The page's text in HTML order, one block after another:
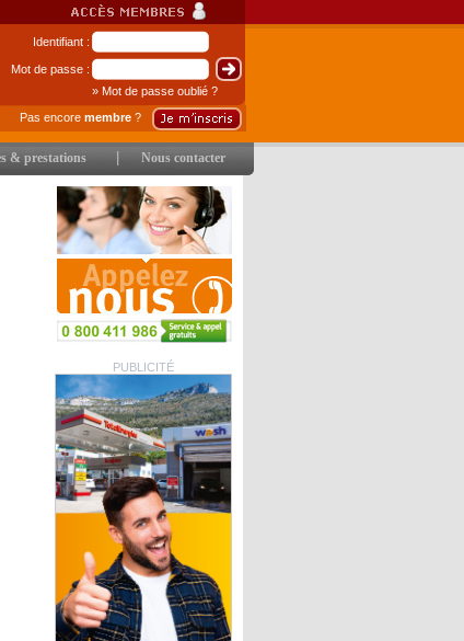
Identifiant :
Mot de passe :
» Mot de passe oublié ?
Pas encore membre ?
& prestations Nous contacter
PUBLICITÉ